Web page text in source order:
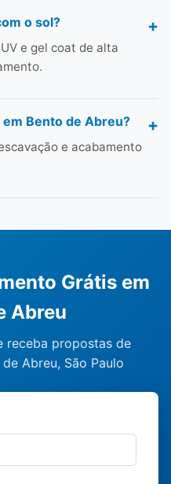
o sol?
e gel coat de alta
Bento de Abreu?
e acabamento
Grátis em
Abreu
receba propostas de
Abreu, São Paulo